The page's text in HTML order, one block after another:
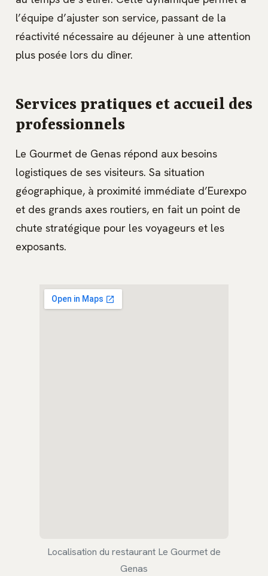
l’équipe d’ajuster son service, passant de la
réactivité nécessaire au déjeuner à une attention
plus posée lors du dîner.
Services pratiques et accueil des
professionnels
Le Gourmet de Genas répond aux besoins
logistiques de ses visiteurs. Sa situation
géographique, à proximité immédiate d’Eurexpo
et des grands axes routiers, en fait un point de
chute stratégique pour les voyageurs et les
exposants.
Localisation du restaurant Le Gourmet de
Genas